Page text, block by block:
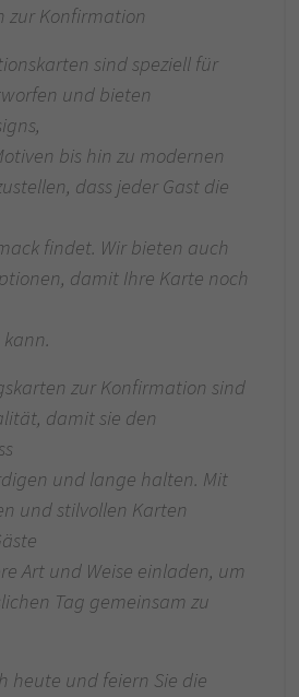
zur Konfirmation
sind speziell für
und bieten
bis hin zu modernen
dass jeder Gast die
findet. Wir bieten auch
damit Ihre Karte noch
zur Konfirmation sind
damit sie den
und lange halten. Mit
und stilvollen Karten
Art und Weise einladen, um
Tag gemeinsam zu
heute und feiern Sie die